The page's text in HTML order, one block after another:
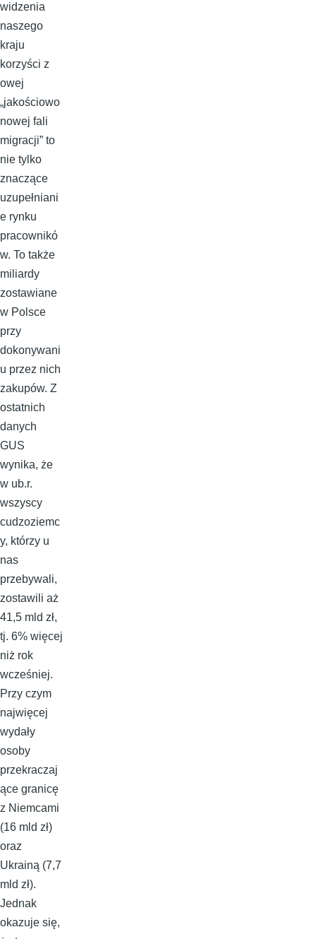
widzenia
naszego
kraju
korzyści z
owej
„jakościowo
nowej fali
migracji” to
nie tylko
znaczące
uzupełniani
e rynku
pracownikó
w. To także
miliardy
zostawiane
w Polsce
przy
dokonywani
u przez nich
zakupów. Z
ostatnich
danych
GUS
wynika, że
w ub.r.
wszyscy
cudzoziemc
y, którzy u
nas
przebywali,
zostawili aż
41,5 mld zł,
tj. 6% więcej
niż rok
wcześniej.
Przy czym
najwięcej
wydały
osoby
przekraczaj
ące granicę
z Niemcami
(16 mld zł)
oraz
Ukrainą (7,7
mld zł).
Jednak
okazuje się,